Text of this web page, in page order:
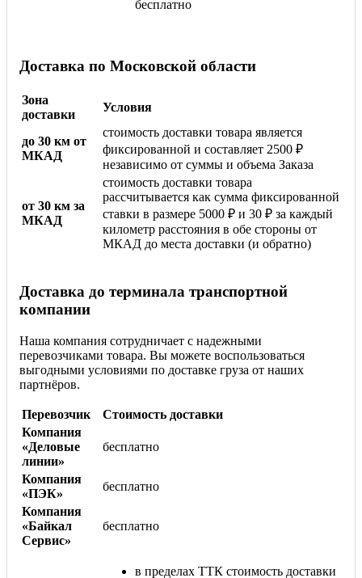
бесплатно
Доставка по Московской области
Зона
доставки
Условия
до 30 км от
МКАД
стоимость доставки товара является
фиксированной и составляет 2500 ₽
независимо от суммы и объема Заказа
от 30 км за
МКАД
стоимость доставки товара
рассчитывается как сумма фиксированной
ставки в размере 5000 ₽ и 30 ₽ за каждый
километр расстояния в обе стороны от
МКАД до места доставки (и обратно)
Доставка до терминала транспортной
компании
Наша компания сотрудничает с надежными
перевозчиками товара. Вы можете воспользоваться
выгодными условиями по доставке груза от наших
партнёров.
Перевозчик
Стоимость доставки
Компания
«Деловые
линии»
бесплатно
Компания
«ПЭК»
бесплатно
Компания
«Байкал
Сервис»
бесплатно
в пределах ТТК стоимость доставки